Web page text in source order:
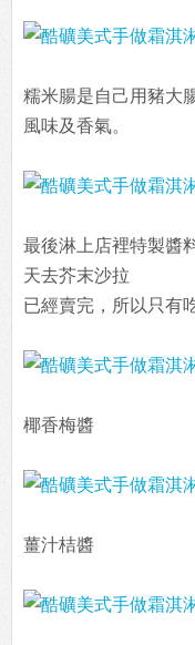
糯米腸是自己用豬大
風味及香氣。
最後淋上店裡特製醬
天去芥末沙拉
已經賣完，所以只有
椰香梅醬
薑汁桔醬